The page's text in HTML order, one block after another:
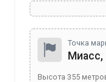
Точка
Миасс,
Высота 355